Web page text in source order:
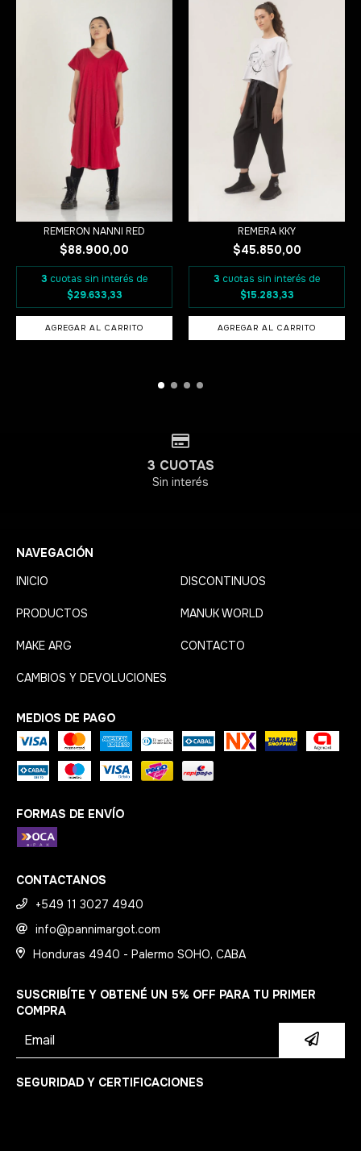
REMERON NANNI RED
$88.900,00
3 cuotas sin interés de
$29.633,33
AGREGAR AL CARRITO
REMERA KKY
$45.850,00
3 cuotas sin interés de
$15.283,33
3 CUOTAS
Sin interés
NAVEGACIÓN
INICIO
DISCONTINUOS
PRODUCTOS MANUK WORLD
MAKE ARG CONTACTO
CAMBIOS Y DEVOLUCIONES
MEDIOS DE PAGO
FORMAS DE ENVÍO
CONTACTANOS
+549 11 3027 4940
info@pannimargot.com
Honduras 4940 - Palermo SOHO, CABA
SUSCRIBÍTE Y OBTENÉ UN 5% OFF PARA TU PRIMER
COMPRA
SEGURIDAD Y CERTIFICACIONES